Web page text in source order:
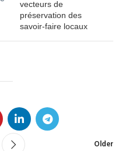
vecteurs de
préservation des
savoir-faire locaux
Older